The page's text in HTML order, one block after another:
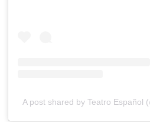
A post shared by Teatro Español